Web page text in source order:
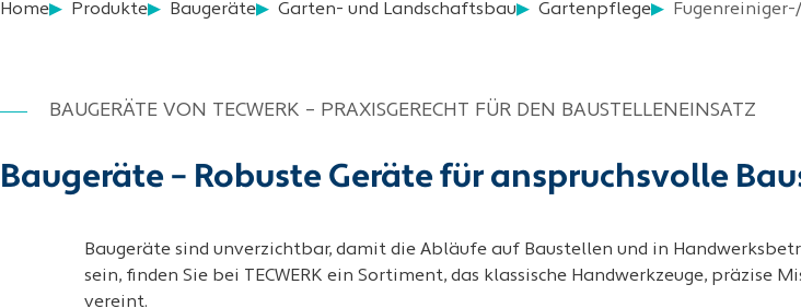
Home Produkte Baugeräte Garten- und Landschaftsbau Gartenpflege
Baugeräte – Robuste Geräte für anspruchsvolle
BAUGERÄTE VON TECWERK – PRAXISGERECHT FÜR DEN BAUSTELLENEINSATZ
Baugeräte sind unverzichtbar, damit die Abläufe auf Baustellen und in
sein, finden Sie bei TECWERK ein Sortiment, das klassische Handwerkzeuge,
vereint.